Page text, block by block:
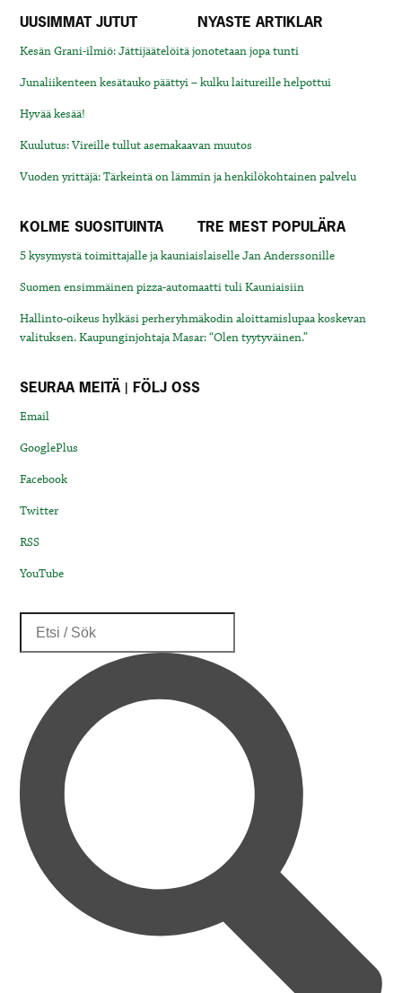
UUSIMMAT JUTUT NYASTE ARTIKLAR
Kesän Grani-ilmiö: Jättijäätelöitä jonotetaan jopa tunti
Junaliikenteen kesätauko päättyi – kulku laitureille helpottui
Hyvää kesää!
Kuulutus: Vireille tullut asemakaavan muutos
Vuoden yrittäjä: Tärkeintä on lämmin ja henkilökohtainen palvelu
KOLME SUOSITUINTA TRE MEST POPULÄRA
5 kysymystä toimittajalle ja kauniaislaiselle Jan Anderssonille
Suomen ensimmäinen pizza-automaatti tuli Kauniaisiin
Hallinto-oikeus hylkäsi perheryhmäkodin aloittamislupaa koskevan
valituksen. Kaupunginjohtaja Masar: “Olen tyytyväinen.”
SEURAA MEITÄ | FÖLJ OSS
Email
GooglePlus
Facebook
Twitter
RSS
YouTube